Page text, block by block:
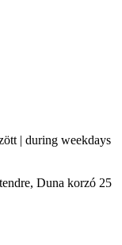
| during weekdays
Duna korzó 25